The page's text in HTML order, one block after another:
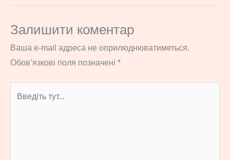
Залишити коментар
Ваша e-mail адреса не оприлюднюватиметься.
Обов’язкові поля позначені *